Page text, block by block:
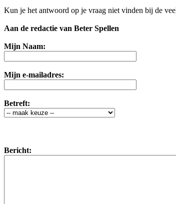
Kun je het antwoord op je vraag niet vinden bij de
Aan de redactie van Beter Spellen
Mijn Naam:
Mijn e-mailadres:
Betreft:
Bericht: